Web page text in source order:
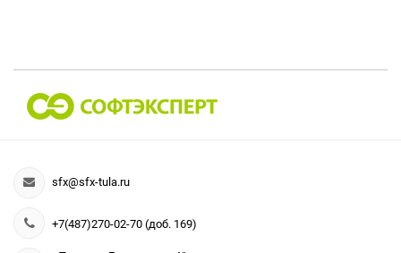
sfx@sfx-tula.ru
+7(487)270-02-70 (доб. 169)